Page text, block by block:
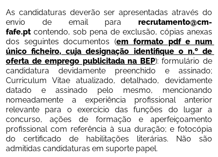
As candidaturas deverão ser apresentadas através do
envio de email para recrutamento@cm-
fafe.pt contendo, sob pena de exclusão, cópias anexas
dos seguintes documentos (em formato pdf e num
único ficheiro, cuja designação identifique o n.º de
oferta de emprego publicitada na BEP): formulário de
candidatura devidamente preenchido e assinado;
Curriculum Vitae atualizado, detalhado, devidamente
datado e assinado pelo mesmo, mencionando
nomeadamente a experiência profissional anterior
relevante para o exercício das funções do lugar a
concurso, ações de formação e aperfeiçoamento
profissional com referência à sua duração; e fotocópia
do certificado de habilitações literárias. Não são
admitidas candidaturas em suporte papel.